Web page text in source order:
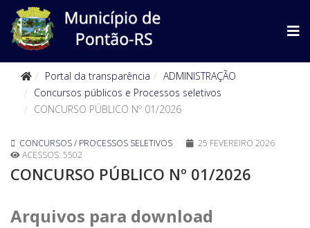
Portal da transparência
ADMINISTRAÇÃO
Concursos públicos e Processos seletivos
CONCURSO PÚBLICO Nº 01/2026
CONCURSOS / PROCESSOS SELETIVOS
25 FEVEREIRO 2026
ACESSOS: 5502
CONCURSO PÚBLICO Nº 01/2026
Arquivos para download